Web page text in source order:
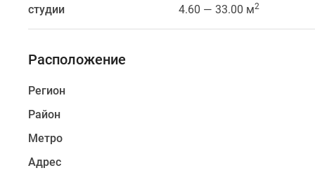
безопасности,
территория
с
открытой
и
детской
студии 4.60 — 33.00 м2
Расположение
Регион
Район
Метро
Адрес